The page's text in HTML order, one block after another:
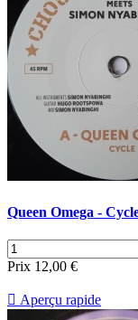
Queen Omega -
Prix 12,00 €
 Aperçu rapide